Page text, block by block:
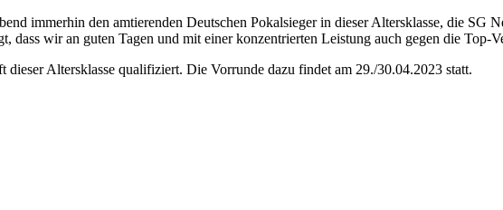
immerhin den amtierenden Deutschen Pokalsieger in dieser Altersklasse, die SG
dass wir an guten Tagen und mit einer konzentrierten Leistung auch gegen die Top-
Altersklasse qualifiziert. Die Vorrunde dazu findet am 29./30.04.2023 statt.